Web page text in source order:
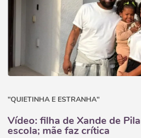
"QUIETINHA E ESTRANHA"
Vídeo: filha de Xande de
escola; mãe faz crítica